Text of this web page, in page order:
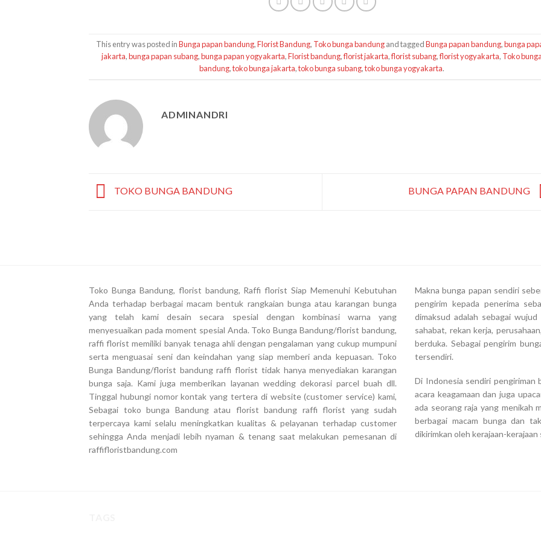
This entry was posted inBunga papan bandung,Florist Bandung, Toko bunga bandungand taggedBunga papan bandung,bunga
jakarta,bunga papan subang,bunga papan yogyakarta,Florist bandung,florist jakarta,florist subang,florist yogyakarta, Toko
bandung,toko bunga jakarta,toko bunga subang,toko bunga yogyakarta.
ADMINANDRI
TOKO BUNGA BANDUNG BUNGA PAPAN BANDUNG
Toko Bunga Bandung, florist bandung, Raffi florist Siap Memenuhi Kebutuhan
Anda terhadap berbagai macam bentuk rangkaian bunga atau karangan bunga
yang telah kami desain secara spesial dengan kombinasi warna yang
menyesuaikan pada moment spesial Anda. Toko Bunga Bandung/florist bandung,
raffi florist memiliki banyak tenaga ahli dengan pengalaman yang cukup mumpuni
serta menguasai seni dan keindahan yang siap memberi anda kepuasan. Toko
Bunga Bandung/florist bandung raffi florist tidak hanya menyediakan karangan
bunga saja. Kami juga memberikan layanan wedding dekorasi parcel buah dll.
Tinggal hubungi nomor kontak yang tertera di website (customer service) kami,
Sebagai toko bunga Bandung atau florist bandung raffi florist yang sudah
terpercaya kami selalu meningkatkan kualitas & pelayanan terhadap customer
sehingga Anda menjadi lebih nyaman & tenang saat melakukan pemesanan di
raffifloristbandung.com
Makna bunga papan sendiri
pengirim kepada penerima
dimaksud adalah sebagai
sahabat, rekan kerja,
berduka. Sebagai pengirim
tersendiri.
Di Indonesia sendiri pengiriman
acara keagamaan dan juga
ada seorang raja yang menikah
berbagai macam bunga dan
dikirimkan oleh kerajaan-